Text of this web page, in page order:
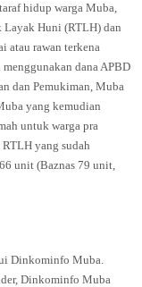
hidup warga Muba,
Layak Huni (RTLH) dan
atau rawan terkena
dana APBD
dan Pemukiman, Muba
yang kemudian
untuk warga pra
RTLH yang sudah
unit (Baznas 79 unit,
Dinkominfo Muba.
Dinkominfo Muba